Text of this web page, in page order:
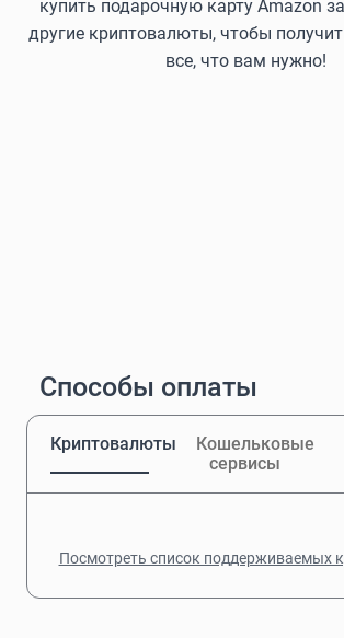
купить подарочную карту Amazon
другие криптовалюты, чтобы
все, что вам нужно!
Способы оплаты
Криптовалюты
Кошельковые
сервисы
Посмотреть список поддерживаемых